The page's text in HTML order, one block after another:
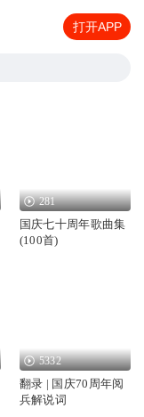
打开APP
281
国庆七十周年歌曲集
(100首)
5332
翻录 | 国庆70周年阅
兵解说词